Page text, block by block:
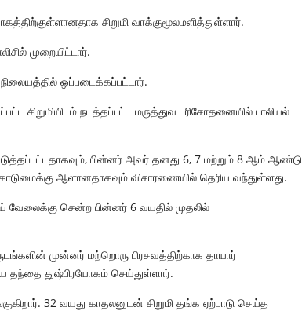
சிறுமி வாக்குமூலமளித்துள்ளார்.
முறையிட்டார்.
நிலையத்தில் ஒப்படைக்கப்பட்டார்.
சிறுமியிடம் நடத்தப்பட்ட மருத்துவ பரிசோதனையில் பாலியல்
பின்னர் அவர் தனது 6, 7 மற்றும் 8 ஆம் ஆண்டு
ஆளானதாகவும் விசாரணையில் தெரிய வந்துள்ளது.
வேலைக்கு சென்ற பின்னர் 6 வயதில் முதலில்
முன்னர் மற்றொரு பிரசவத்திற்காக தாயார்
தந்தை துஷ்பிரயோகம் செய்துள்ளார்.
32 வயது காதலனுடன் சிறுமி தங்க ஏற்பாடு செய்த